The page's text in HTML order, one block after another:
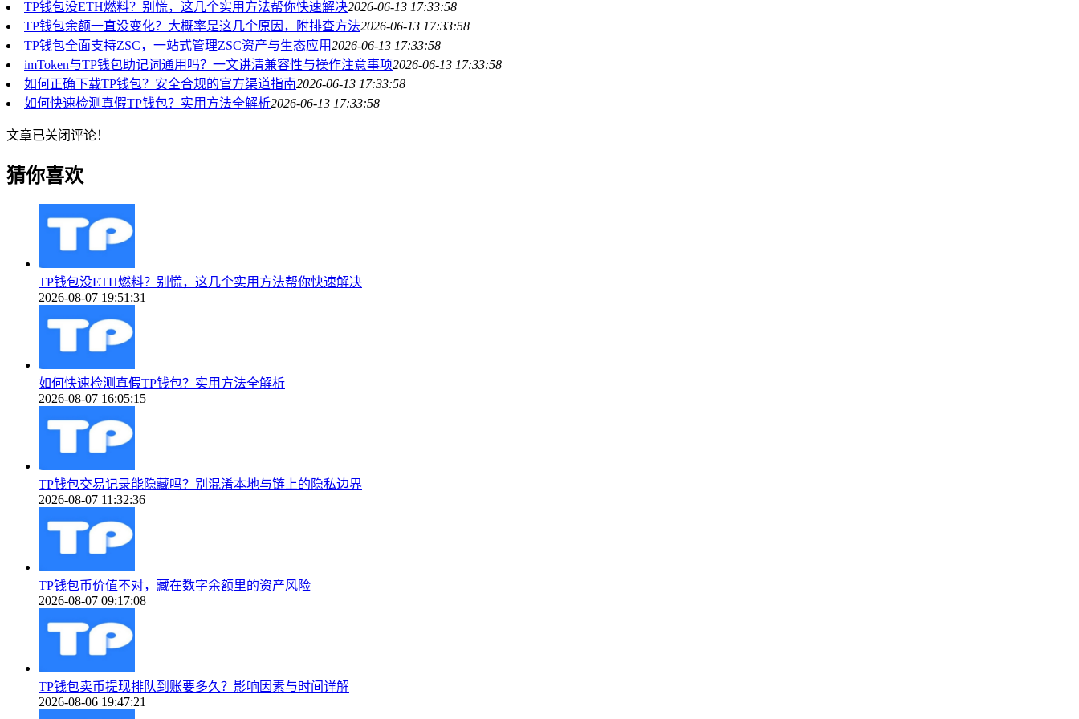
TP钱包没ETH燃料？别慌，这几个实用方法帮你快速解决2026-06-13 17:33:58
TP钱包余额一直没变化？大概率是这几个原因，附排查方法2026-06-13 17:33:58
TP钱包全面支持ZSC，一站式管理ZSC资产与生态应用2026-06-13 17:33:58
imToken与TP钱包助记词通用吗？一文讲清兼容性与操作注意事项2026-06-13 17:33:58
如何正确下载TP钱包？安全合规的官方渠道指南2026-06-13 17:33:58
如何快速检测真假TP钱包？实用方法全解析2026-06-13 17:33:58
文章已关闭评论！
猜你喜欢
TP钱包没ETH燃料？别慌，这几个实用方法帮你快速解决
2026-08-07 19:51:31
如何快速检测真假TP钱包？实用方法全解析
2026-08-07 16:05:15
TP钱包交易记录能隐藏吗？别混淆本地与链上的隐私边界
2026-08-07 11:32:36
TP钱包币价值不对，藏在数字余额里的资产风险
2026-08-07 09:17:08
TP钱包卖币提现排队到账要多久？影响因素与时间详解
2026-08-06 19:47:21